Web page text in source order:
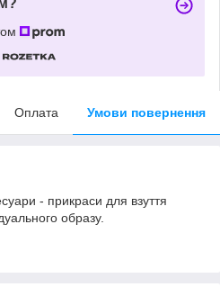
Оплата Умови повернення
- прикраси для взуття
образу.